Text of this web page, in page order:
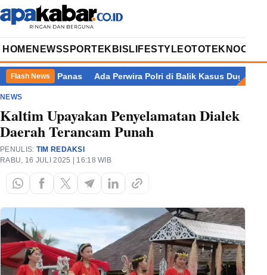
HOME NEWSSPORT EKBIS LIFESTYLEOTOTEKNOOPINI
Flash News
Titik Panas Ada Perwira Polri di Balik Kasus Dugaan
NEWS
Kaltim Upayakan Penyelamatan Dialek
Daerah Terancam Punah
PENULIS: TIM REDAKSI
RABU, 16 JULI 2025 | 16:18 WIB